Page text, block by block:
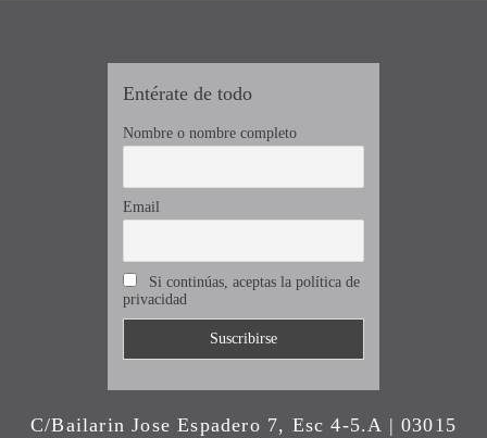
Entérate de todo
Nombre o nombre completo
Email
Si continúas, aceptas la política de
privacidad
C/Bailarin Jose Espadero 7, Esc 4-5.A | 03015